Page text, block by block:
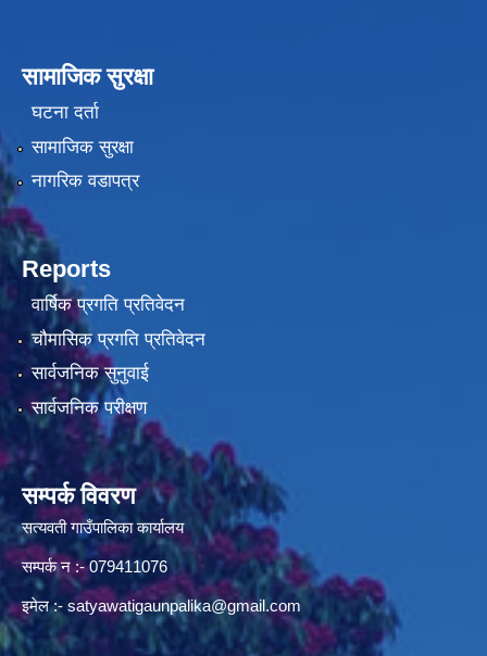
सामाजिक सुरक्षा
घटना दर्ता
सामाजिक सुरक्षा
नागरिक वडापत्र
Reports
वार्षिक प्रगति प्रतिवेदन
चौमासिक प्रगति प्रतिवेदन
सार्वजनिक सुनुवाई
सार्वजनिक परीक्षण
सम्पर्क विवरण
सत्यवती गाउँपालिका कार्यालय
सम्पर्क न‌ :- 079411076
इमेल :- satyawatigaunpalika@gmail.com